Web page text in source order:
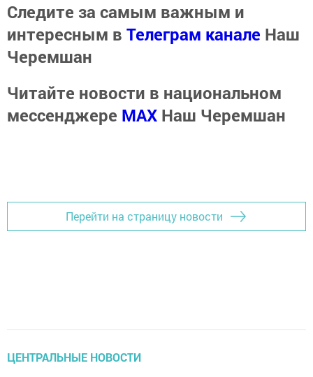
Следите за самым важным и
интересным в Телеграм канале Наш
Черемшан
Читайте новости в национальном
мессенджере MАХ Наш Черемшан
Перейти на страницу новости
ЦЕНТРАЛЬНЫЕ НОВОСТИ